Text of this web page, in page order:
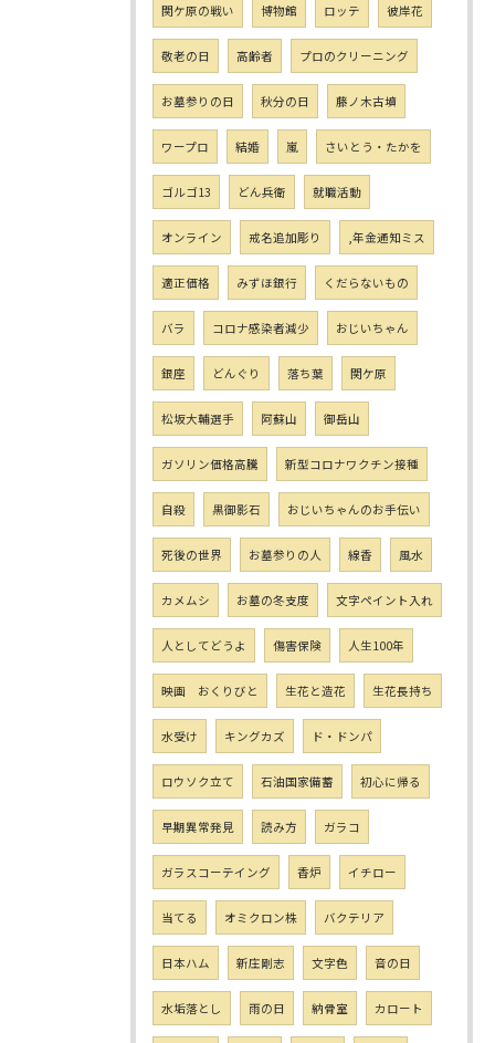
関ケ原の戦い 博物館 ロッテ 彼岸花
敬老の日 高齢者 プロのクリーニング
お墓参りの日 秋分の日 藤ノ木古墳
ワープロ 結婚 嵐 さいとう・たかを
ゴルゴ13 どん兵衛 就職活動
オンライン 戒名追加彫り ,年金通知ミス
適正価格 みずほ銀行 くだらないもの
バラ コロナ感染者減少 おじいちゃん
銀座 どんぐり 落ち葉 関ケ原
松坂大輔選手 阿蘇山 御岳山
ガソリン価格高騰 新型コロナワクチン接種
自殺 黒御影石 おじいちゃんのお手伝い
死後の世界 お墓参りの人 線香 風水
カメムシ お墓の冬支度 文字ペイント入れ
人としてどうよ 傷害保険 人生100年
映画 おくりびと 生花と造花 生花長持ち
水受け キングカズ ド・ドンパ
ロウソク立て 石油国家備蓄 初心に帰る
早期異常発見 読み方 ガラコ
ガラスコーテイング 香炉 イチロー
当てる オミクロン株 バクテリア
日本ハム 新庄剛志 文字色 音の日
水垢落とし 雨の日 納骨室 カロート